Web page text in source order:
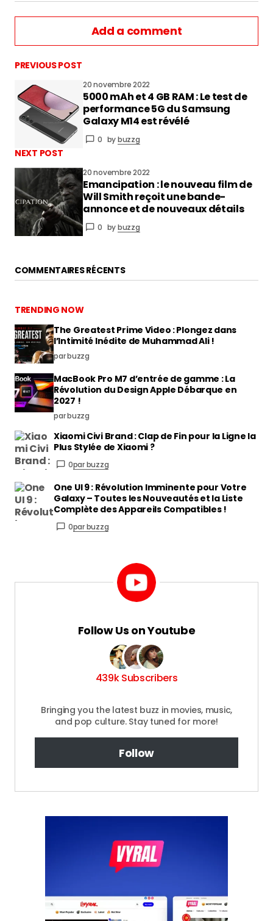
Add a comment
vous connecter
PREVIOUS POST
20 novembre 2022
5000 mAh et 4 GB RAM : Le test de
performance 5G du Samsung
Galaxy M14 est révélé
0 bybuzzg
NEXT POST
20 novembre 2022
Emancipation : le nouveau film de
Will Smith reçoit une bande-
annonce et de nouveaux détails
0 bybuzzg
COMMENTAIRES RÉCENTS
TRENDING NOW
The Greatest Prime Video : Plongez dans
l’Intimité Inédite de Muhammad Ali !
par buzzg
MacBook Pro M7 d’entrée de gamme : La
Révolution du Design Apple Débarque en
2027 !
par buzzg
Xiaomi Civi Brand : Clap de Fin pour la Ligne la
Plus Stylée de Xiaomi ?
0par buzzg
One UI 9 : Révolution Imminente pour Votre
Galaxy – Toutes les Nouveautés et la Liste
Complète des Appareils Compatibles !
0par buzzg
Follow Us on Youtube
439k Subscribers
Bringing you the latest buzz in movies, music,
and pop culture. Stay tuned for more!
Follow